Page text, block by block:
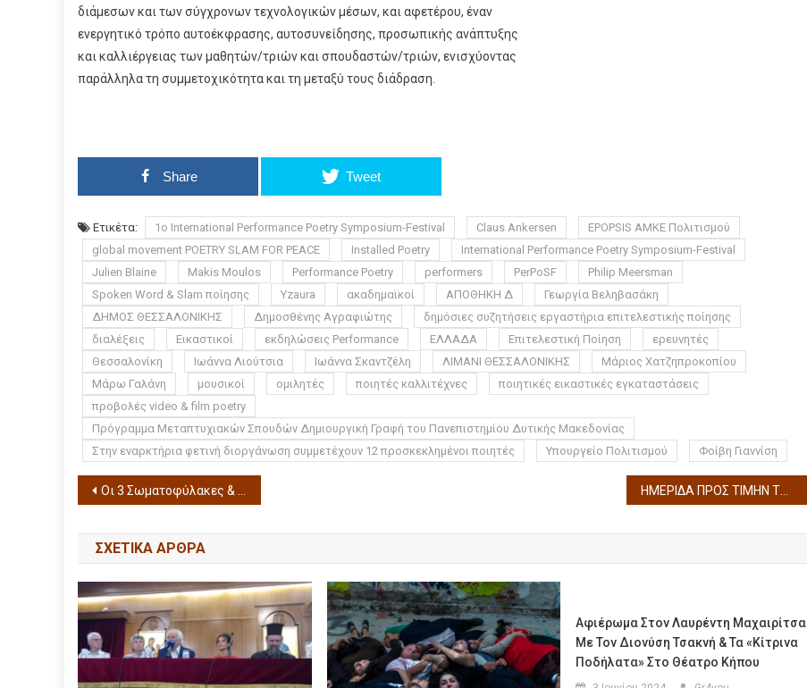
διάμεσων και των σύγχρονων τεχνολογικών μέσων, και αφετέρου, έναν
ενεργητικό τρόπο αυτοέκφρασης, αυτοσυνείδησης, προσωπικής ανάπτυξης
και καλλιέργειας των μαθητών/τριών και σπουδαστών/τριών, ενισχύοντας
παράλληλα τη συμμετοχικότητα και τη μεταξύ τους διάδραση.
Share Tweet
Ετικέτα: 1o International Performance Poetry Symposium-Festival Claus Ankersen
EPOPSIS ΑΜΚΕ Πολιτισμού
global movement POETRY SLAM FOR PEACE
Installed Poetry
International Performance Poetry Symposium-Festival
Julien Blaine
Makis Moulos Performance Poetry performers PerPoSF
Philip Meersman
Spoken Word & Slam ποίησης
Yzaura ακαδημαϊκοί ΑΠΟΘΗΚΗ Δ
Γεωργία Βεληβασάκη
ΔΗΜΟΣ ΘΕΣΣΑΛΟΝΙΚΗΣ
Δημοσθένης Αγραφιώτης
δημόσιες συζητήσεις εργαστήρια επιτελεστικής ποίησης
διαλέξεις
Εικαστικοί εκδηλώσεις Performance ΕΛΛΑΔΑ Επιτελεστική Ποίηση
ερευνητές
Θεσσαλονίκη
Ιωάννα Λιούτσια Ιωάννα Σκαντζέλη ΛΙΜΑΝΙ ΘΕΣΣΑΛΟΝΙΚΗΣ
Μάριος Χατζηπροκοπίου
Μάρω Γαλάνη
μουσικοί ομιλητές ποιητές καλλιτέχνες
ποιητικές εικαστικές εγκαταστάσεις
προβολές video & film poetry
Πρόγραμμα Μεταπτυχιακών Σπουδών Δημιουργική Γραφή του Πανεπιστημίου Δυτικής Μακεδονίας
Στην εναρκτήρια φετινή διοργάνωση συμμετέχουν 12 προσκεκλημένοι ποιητές
Υπουργείο Πολιτισμού Φοίβη Γιαννίση
Οι 3 Σωματοφύλακες & η Πριγκίπισσα Ρωξάνη στο Θέατρο Σοφούλη
ΣΧΕΤΙΚΆ ΆΡΘΡΑ
Αφιέρωμα Στον Λαυρέντη Μαχαιρίτσα
Με Τον Διονύση Τσακνή & Τα «Κίτρινα
Ποδήλατα» Στο Θέατρο Κήπου